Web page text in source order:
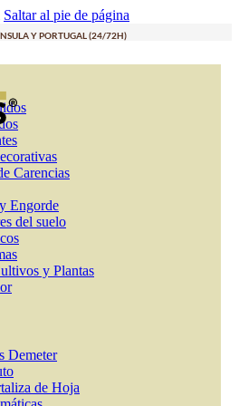
Saltar al pie de página
Y PORTUGAL (24/72H)
Carencias
Engorde
del suelo
y Plantas
Demeter
de Hoja